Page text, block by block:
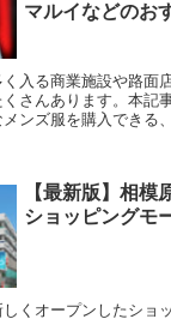
マルイなどのお
入る商業施設や路面
さんあります。本記
ンズ服を購入できる
【最新版】相模
ショッピングモ
くオープンしたショ